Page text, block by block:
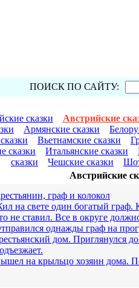
ПОИСК ПО САЙТУ:
сказки Австрийские
Армянские сказки
Вьетнамские сказки
сказки Итальянские сказки
сказки
Чешские сказки
Австрийские
граф и колокол
на свете один богатый граф.
не ставил. Все в округе
однажды граф на
дом. Приглянулся
на крыльцо хозяин дома.